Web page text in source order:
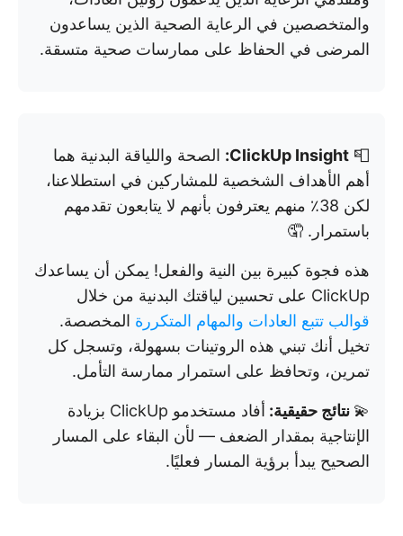
والمتخصصين في الرعاية الصحية الذين يساعدون
المرضى في الحفاظ على ممارسات صحية متسقة.
📮
ClickUp Insight:
الصحة واللياقة البدنية هما
أهم الأهداف الشخصية للمشاركين في استطلاعنا،
لكن 38٪ منهم يعترفون بأنهم لا يتابعون تقدمهم
باستمرار. 🤦
هذه فجوة كبيرة بين النية والفعل! يمكن أن يساعدك
ClickUp على تحسين لياقتك البدنية من خلال
قوالب تتبع العادات والمهام المتكررة المخصصة.
تخيل أنك تبني هذه الروتينات بسهولة، وتسجل كل
تمرين، وتحافظ على استمرار ممارسة التأمل.
💫 نتائج حقيقية:
أفاد مستخدمو ClickUp بزيادة
الإنتاجية بمقدار الضعف — لأن البقاء على المسار
الصحيح يبدأ برؤية المسار فعليًا.